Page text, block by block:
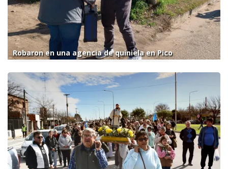
Robaron en una agencia de quiniela en Pico